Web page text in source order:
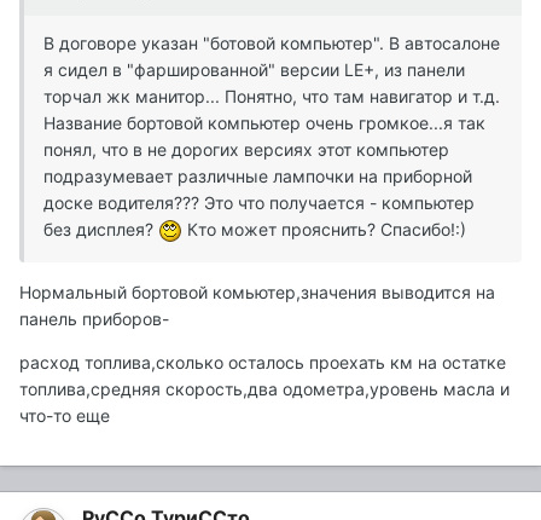
В договоре указан "ботовой компьютер". В автосалоне
я сидел в "фаршированной" версии LE+, из панели
торчал жк манитор... Понятно, что там навигатор и т.д.
Название бортовой компьютер очень громкое...я так
понял, что в не дорогих версиях этот компьютер
подразумевает различные лампочки на приборной
доске водителя??? Это что получается - компьютер
без дисплея?
Кто может прояснить? Спасибо!:)
Нормальный бортовой комьютер,значения выводится на
панель приборов-
расход топлива,сколько осталось проехать км на остатке
топлива,средняя скорость,два одометра,уровень масла и
что-то еще